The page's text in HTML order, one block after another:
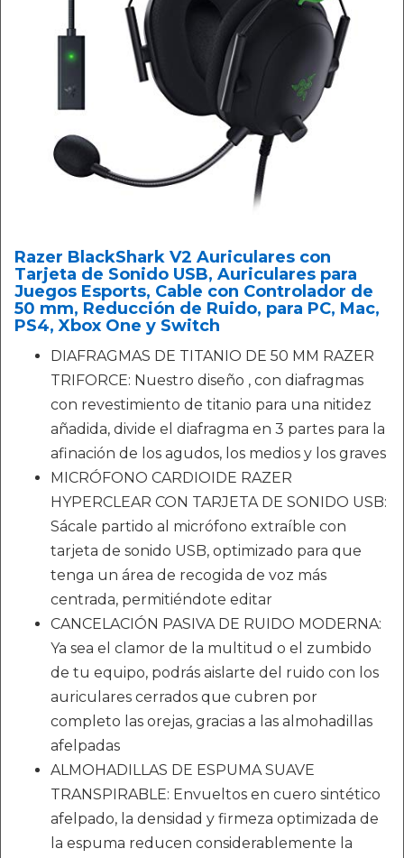
Razer BlackShark V2 Auriculares con
Tarjeta de Sonido USB, Auriculares para
Juegos Esports, Cable con Controlador de
50 mm, Reducción de Ruido, para PC, Mac,
PS4, Xbox One y Switch
DIAFRAGMAS DE TITANIO DE 50 MM RAZER
TRIFORCE: Nuestro diseño , con diafragmas
con revestimiento de titanio para una nitidez
añadida, divide el diafragma en 3 partes para la
afinación de los agudos, los medios y los graves
MICRÓFONO CARDIOIDE RAZER
HYPERCLEAR CON TARJETA DE SONIDO USB:
Sácale partido al micrófono extraíble con
tarjeta de sonido USB, optimizado para que
tenga un área de recogida de voz más
centrada, permitiéndote editar
CANCELACIÓN PASIVA DE RUIDO MODERNA:
Ya sea el clamor de la multitud o el zumbido
de tu equipo, podrás aislarte del ruido con los
auriculares cerrados que cubren por
completo las orejas, gracias a las almohadillas
afelpadas
ALMOHADILLAS DE ESPUMA SUAVE
TRANSPIRABLE: Envueltos en cuero sintético
afelpado, la densidad y firmeza optimizada de
la espuma reducen considerablemente la